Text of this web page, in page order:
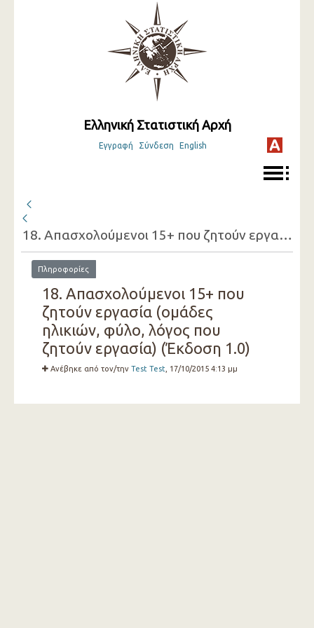
Ελληνική Στατιστική Αρχή
Εγγραφή Σύνδεση English
18. Απασχολούμενοι 15+ που ζητούν εργασία (ομάδες ηλικιών, φύλο, λόγος που ζητούν εργασία)
Πληροφορίες
18. Απασχολούμενοι 15+ που
ζητούν εργασία (ομάδες
ηλικιών, φύλο, λόγος που
ζητούν εργασία) (Έκδοση 1.0)
Ανέβηκε από τον/την Test Test , 17/10/2015 4:13 μμ